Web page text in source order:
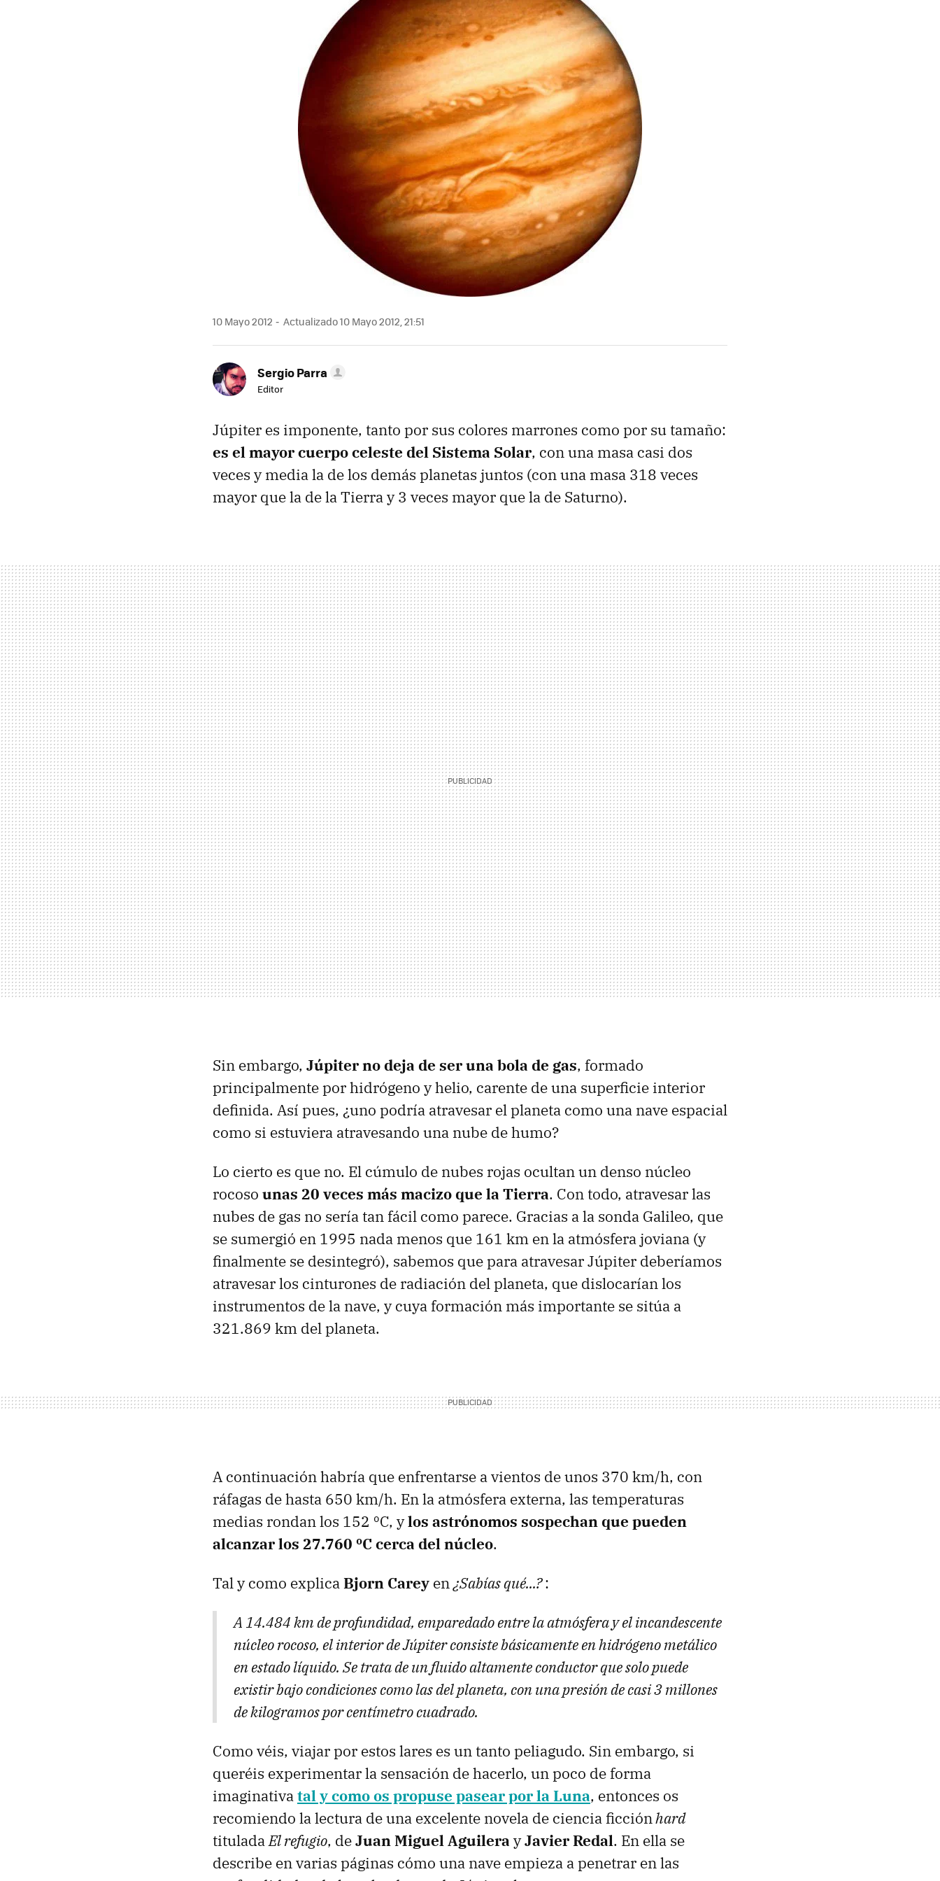
10 Mayo 2012 Actualizado 10 Mayo 2012, 21:51
Sergio Parra
Editor
Júpiter es imponente, tanto por sus colores marrones como por su tamaño:
es el mayor cuerpo celeste del Sistema Solar, con una masa casi dos
veces y media la de los demás planetas juntos (con una masa 318 veces
mayor que la de la Tierra y 3 veces mayor que la de Saturno).
Sin embargo, Júpiter no deja de ser una bola de gas, formado
principalmente por hidrógeno y helio, carente de una superficie interior
definida. Así pues, ¿uno podría atravesar el planeta como una nave espacial
como si estuviera atravesando una nube de humo?
Lo cierto es que no. El cúmulo de nubes rojas ocultan un denso núcleo
rocoso unas 20 veces más macizo que la Tierra. Con todo, atravesar las
nubes de gas no sería tan fácil como parece. Gracias a la sonda Galileo, que
se sumergió en 1995 nada menos que 161 km en la atmósfera joviana (y
finalmente se desintegró), sabemos que para atravesar Júpiter deberíamos
atravesar los cinturones de radiación del planeta, que dislocarían los
instrumentos de la nave, y cuya formación más importante se sitúa a
321.869 km del planeta.
A continuación habría que enfrentarse a vientos de unos 370 km/h, con
ráfagas de hasta 650 km/h. En la atmósfera externa, las temperaturas
medias rondan los 152 ºC, ylos astrónomos sospechan que pueden
alcanzar los 27.760 ºC cerca del núcleo.
Tal y como explicaBjorn Carey en¿Sabías qué...?:
A 14.484 km de profundidad, emparedado entre la atmósfera y el incandescente
núcleo rocoso, el interior de Júpiter consiste básicamente en hidrógeno metálico
en estado líquido. Se trata de un fluido altamente conductor que solo puede
existir bajo condiciones como las del planeta, con una presión de casi 3 millones
de kilogramos por centímetro cuadrado.
Como véis, viajar por estos lares es un tanto peliagudo. Sin embargo, si
queréis experimentar la sensación de hacerlo, un poco de forma
imaginativatal y como os propuse pasear por la Luna, entonces os
recomiendo la lectura de una excelente novela de ciencia ficciónhard
tituladaEl refugio, deJuan Miguel Aguilera yJavier Redal. En ella se
describe en varias páginas cómo una nave empieza a penetrar en las